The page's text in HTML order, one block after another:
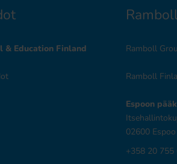
Education Finland Ramboll
Ramboll
Espoon
02600 Espoo
+358 20 755